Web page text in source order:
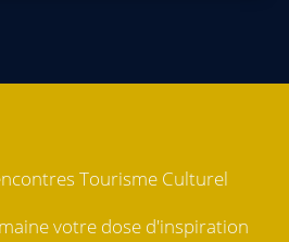
Tourisme Culturel
votre dose d'inspiration